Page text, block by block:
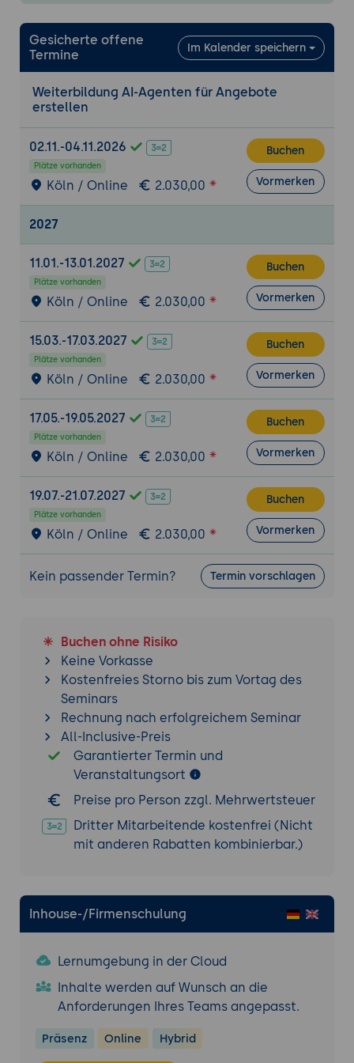
beschreiben (Anzahl Angebote pro
Woche, durchschnittliche Bearbeitungs-
Zeit, größte Schmerzpunkte), drei Wunsch-
Verbesserungen für die nächsten drei
Monate aufschreiben.
2. Angebots-Anatomie und Bausteine im
Typische Angebots-Bausteine:
Anschreiben, Angebots-Header (Kunde,
Datum, Nummer), Leistungs-Beschreibung,
Summen-Block, Zahlungs-Bedingungen,
Liefer- oder Termin-Angabe, Gültigkeits-
Frist, AGB-Hinweis, Unterschrift oder
Schluss-Formel.
Branchen-Eigenheiten: Bau-Angebote
(VOB), Beratungs-Angebote
(Stundenkontingente und Pauschalen),
Handwerks-Angebote (Material und Lohn
getrennt), Architekten- und Ingenieur-
Angebote (HOAI-Bezug), IT-Projekt-
Angebote (Aufwands-Schätzung mit
Annahmen).
Vorlagen-Familien: Standard-Leistung,
individuelle Lösung, Rahmen-Vertrag,
Erweiterung eines bestehenden Auftrags.
Tonalität und Marken-Stimme: schriftlich
festhalten - Anrede (Du oder Sie),
Satzlänge, Fach-Tiefe, übliche Schluss-
branchen-übliche Hinweise, die in jedem
Angebot stehen müssen.
Versions-Disziplin: Angebote als Versions-
Stand denken (Erst-Angebot,
Nachverhandlung, finales Angebot), nicht
als Wegwerf-Mails.
Daten-Quellen im Haus: bestehende
Angebots-Vorlagen, Preis-Listen,
Leistungs-Kataloge, CRM-Daten, ERP-
Daten.
Praxis-Übung: Eigene Anatomie-Werkstatt
eine eigene Bausteine-Übersicht mit
Notizen zu jeder Vorlage erstellen.
Werkzeug-Auswahl für Einsteiger:
ChatGPT mit Datei-Upload, Claude mit
Datei-Upload, Microsoft Copilot in Word,
Word mit eingebauten Copilot-Funktionen
für Vorlagen.
Gesicherte offene
Termine
Im Kalender speichern
Weiterbildung AI-Agenten für Angebote
erstellen
02.11.-04.11.2026
Plätze vorhanden
Köln / Online 2.030,00
Buchen
Vormerken
2027
11.01.-13.01.2027
Plätze vorhanden
Köln / Online 2.030,00
Buchen
Vormerken
15.03.-17.03.2027
Plätze vorhanden
Köln / Online 2.030,00
Buchen
Vormerken
17.05.-19.05.2027
Plätze vorhanden
Köln / Online 2.030,00
Buchen
Vormerken
19.07.-21.07.2027
Plätze vorhanden
Köln / Online 2.030,00
Buchen
Vormerken
Kein passender Termin? Termin vorschlagen
Buchen ohne Risiko
Keine Vorkasse
Kostenfreies Storno bis zum Vortag des
Seminars
Rechnung nach erfolgreichem Seminar
All-Inclusive-Preis
Garantierter Termin und
Veranstaltungsort
Preise pro Person zzgl. Mehrwertsteuer
Dritter Mitarbeitende kostenfrei (Nicht
mit anderen Rabatten kombinierbar.)
Inhouse-/Firmenschulung
Lernumgebung in der Cloud
Inhalte werden auf Wunsch an die
Anforderungen Ihres Teams angepasst.
Präsenz Online Hybrid